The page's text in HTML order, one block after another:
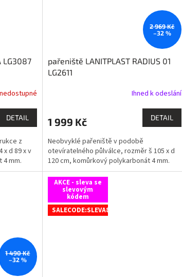
LG3087
DETAIL
z
x d 89 x v
4 mm.
2 969 Kč
–32 %
pařeniště LANITPLAST RADIUS 01
LG2611
Ihned k odeslání
1 999 Kč DETAIL
Neobvyklé pařeniště v podobě
otevíratelného půlválce, rozměr š 105 x d
120 cm, komůrkový polykarbonát 4 mm.
1 490 Kč
–32 %
AKCE - sleva se
slevovým
kódem
SALECODE:SLEVA8:8:%